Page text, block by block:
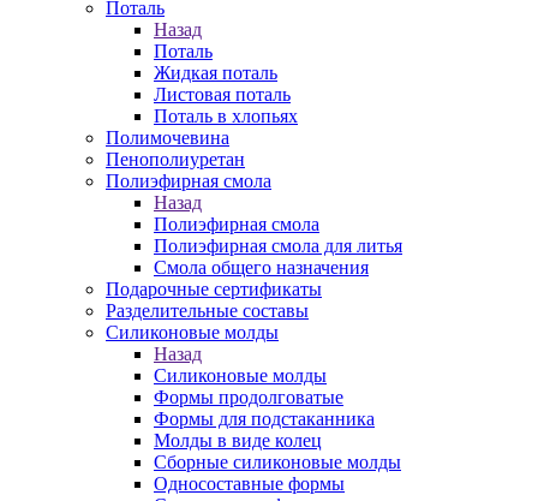
Поталь
Назад
Поталь
Жидкая поталь
Листовая поталь
Поталь в хлопьях
Полимочевина
Пенополиуретан
Полиэфирная смола
Назад
Полиэфирная смола
Полиэфирная смола для литья
Смола общего назначения
Подарочные сертификаты
Разделительные составы
Силиконовые молды
Назад
Силиконовые молды
Формы продолговатые
Формы для подстаканника
Молды в виде колец
Сборные силиконовые молды
Односоставные формы